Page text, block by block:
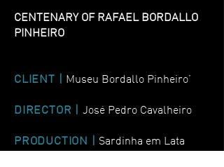
CENTENARY OF RAFAEL BORDALLO
PINHEIRO
CLIENT | Museu Bordallo Pinheiro’
DIRECTOR | José Pedro Cavalheiro
PRODUCTION | Sardinha em Lata